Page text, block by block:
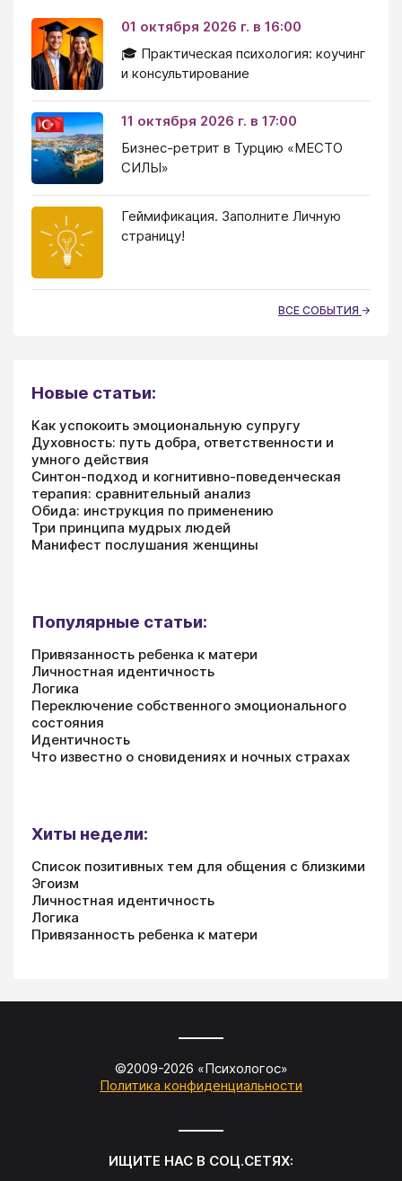
01 октября 2026 г. в 16:00
🎓 Практическая психология: коучинг
и консультирование
11 октября 2026 г. в 17:00
Бизнес-ретрит в Турцию «МЕСТО
СИЛЫ»
Геймификация. Заполните Личную
страницу!
ВСЕ СОБЫТИЯ
Новые статьи:
Как успокоить эмоциональную супругу
Духовность: путь добра, ответственности и
умного действия
Синтон-подход и когнитивно-поведенческая
терапия: сравнительный анализ
Обида: инструкция по применению
Три принципа мудрых людей
Манифест послушания женщины
Популярные статьи:
Привязанность ребенка к матери
Личностная идентичность
Логика
Переключение собственного эмоционального
состояния
Идентичность
Что известно о сновидениях и ночных страхах
Хиты недели:
Список позитивных тем для общения с близкими
Эгоизм
Личностная идентичность
Логика
Привязанность ребенка к матери
©2009-2026 «Психологос»
Политика конфиденциальности
ИЩИТЕ НАС В СОЦ.СЕТЯХ: